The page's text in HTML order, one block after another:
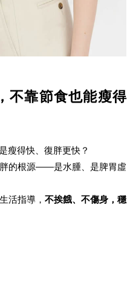
不靠節食也能瘦得
瘦得快、復胖更快？
的根源——是水腫、是脾胃虛
活指導， 不挨餓、不傷身，穩